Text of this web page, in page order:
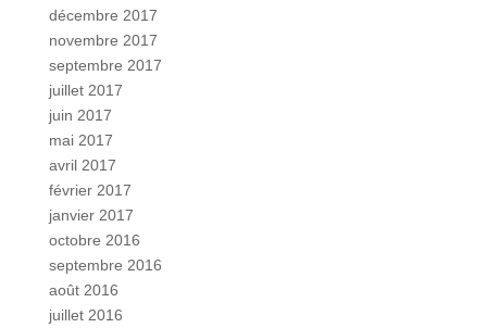
décembre 2017
novembre 2017
septembre 2017
juillet 2017
juin 2017
mai 2017
avril 2017
février 2017
janvier 2017
octobre 2016
septembre 2016
août 2016
juillet 2016